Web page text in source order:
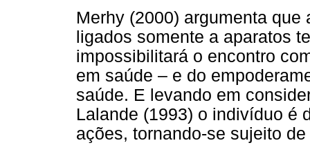
Merhy (2000) argumenta
ligados somente a aparatos
impossibilitará o encontro
em saúde – e do
saúde. E levando em
Lalande (1993) o indivíduo é
ações, tornando-se sujeito